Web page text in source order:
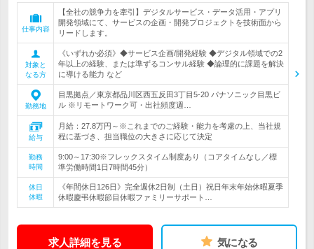
仕事内容
【全社の競争力を牽引】デジタルサービス・データ活用・アプリ
開発領域にて、サービスの企画・開発プロジェクトを技術面から
リードします。
対象と
なる方
《いずれか必須》◆サービス企画/開発経験 ◆デジタル領域での2
年以上の経験、または準ずるコンサル経験 ◆論理的に課題を解決
に導ける能力 など
勤務地
目黒拠点／東京都品川区西五反田3丁目5-20 パナソニック目黒ビ
ル ※リモートワーク可・出社頻度週…
給与
月給：27.8万円～※これまでのご経験・能力を考慮の上、当社規
程に基づき、担当職位の大きさに応じて決定
勤務
時間
9:00～17:30※フレックスタイム制度あり（コアタイムなし／標
準労働時間1日7時間45分）
休日
休暇
《年間休日126日》完全週休2日制（土日）祝日年末年始休暇夏季
休暇慶弔休暇節目休暇ファミリーサポート…
求人詳細を見る 気になる